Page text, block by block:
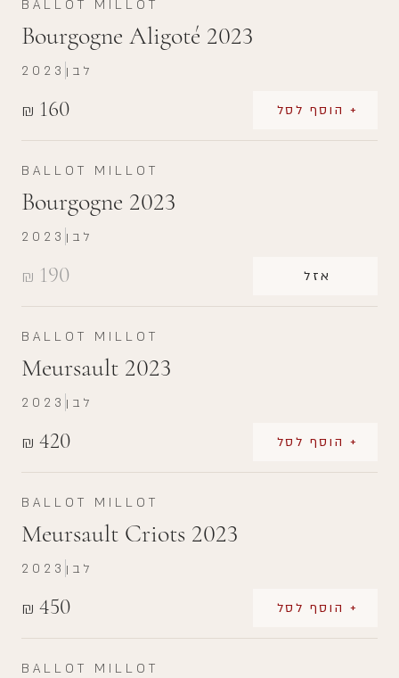
BALLOT MILLOT
Bourgogne Aligoté 2023
₪ 160 + הוסף לסל
2023 לבן
BALLOT MILLOT
Bourgogne 2023
₪ 190 אזל
2023 לבן
BALLOT MILLOT
Meursault 2023
₪ 420 + הוסף לסל
2023 לבן
BALLOT MILLOT
Meursault Criots 2023
₪ 450 + הוסף לסל
2023 לבן
BALLOT MILLOT